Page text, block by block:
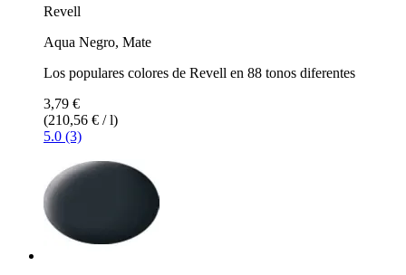
Revell
Aqua Negro, Mate
Los populares colores de Revell en 88 tonos diferentes
3,79 €
(210,56 € / l)
5.0 (3)